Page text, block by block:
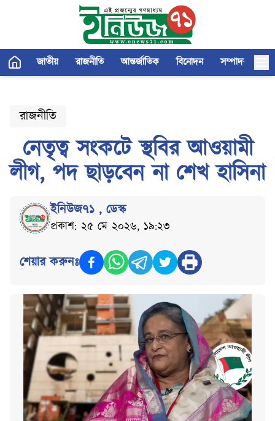
জাতীয় রাজনীতি আন্তর্জাতিক বিনোদন সম্পাদকীয়
রাজনীতি
নেতৃত্ব সংকটে স্থবির আওয়ামী
লীগ, পদ ছাড়বেন না শেখ হাসিনা
ইনিউজ৭১ , ডেস্ক
প্রকাশ: ২৫ মে ২০২৬, ১৯:২৩
শেয়ার করুনঃ